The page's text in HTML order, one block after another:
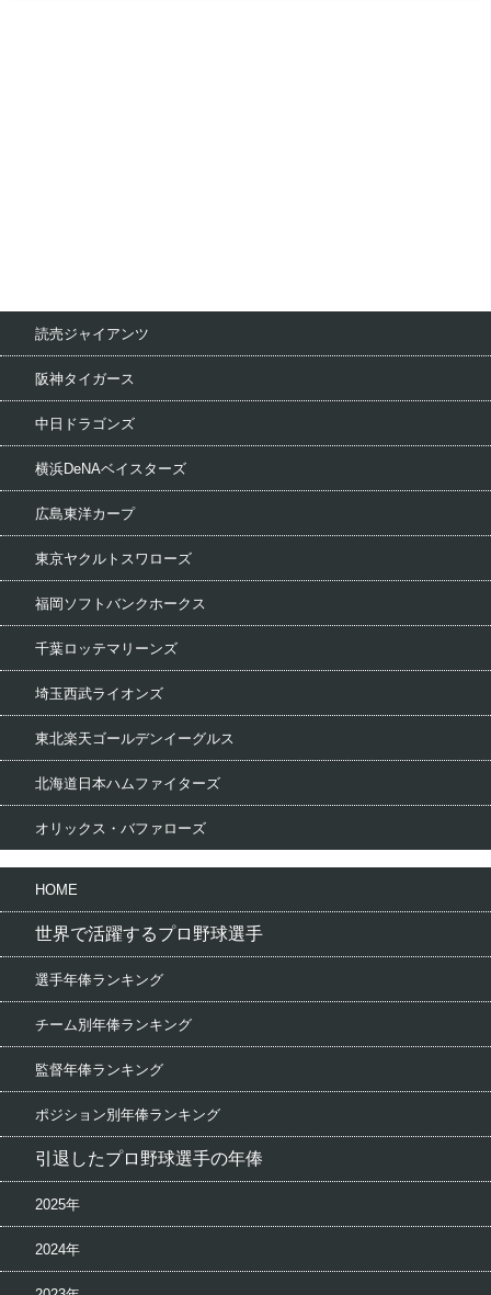
読売ジャイアンツ
阪神タイガース
中日ドラゴンズ
横浜DeNAベイスターズ
広島東洋カープ
東京ヤクルトスワローズ
福岡ソフトバンクホークス
千葉ロッテマリーンズ
埼玉西武ライオンズ
東北楽天ゴールデンイーグルス
北海道日本ハムファイターズ
オリックス・バファローズ
HOME
世界で活躍するプロ野球選手
選手年俸ランキング
チーム別年俸ランキング
監督年俸ランキング
ポジション別年俸ランキング
引退したプロ野球選手の年俸
2025年
2024年